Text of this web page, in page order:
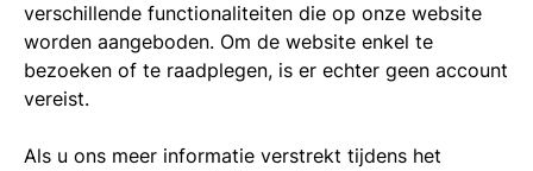
verschillende functionaliteiten die op onze website
worden aangeboden. Om de website enkel te
bezoeken of te raadplegen, is er echter geen account
vereist.
Als u ons meer informatie verstrekt tijdens het